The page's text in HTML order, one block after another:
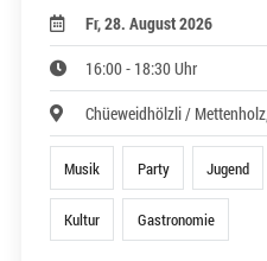
Fr, 28. August 2026
16:00 - 18:30 Uhr
Chüeweidhölzli /
Musik Party Jugend
Kultur Gastronomie